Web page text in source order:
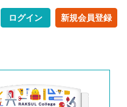
ログイン 新規会員登録